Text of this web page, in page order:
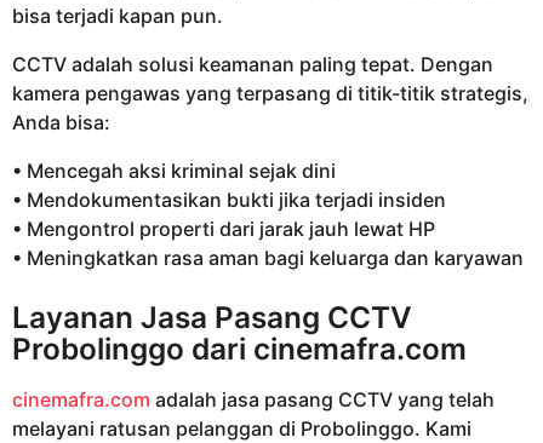
bisa terjadi kapan pun.
CCTV adalah solusi keamanan paling tepat. Dengan
kamera pengawas yang terpasang di titik-titik strategis,
Anda bisa:
• Mencegah aksi kriminal sejak dini
• Mendokumentasikan bukti jika terjadi insiden
• Mengontrol properti dari jarak jauh lewat HP
• Meningkatkan rasa aman bagi keluarga dan karyawan
Layanan Jasa Pasang CCTV
Probolinggo dari cinemafra.com
cinemafra.com adalah jasa pasang CCTV yang telah
melayani ratusan pelanggan di Probolinggo. Kami